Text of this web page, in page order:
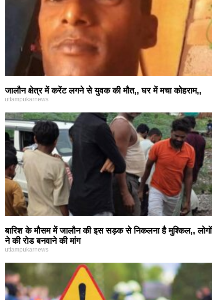
जालौन क्षेत्र में करेंट लगने से युवक की मौत,, घर में मचा कोहराम,,
uttampukarnews
बारिश के मौसम में जालौन की इस सड़क से निकलना है मुश्किल,, लोगों
ने की रोड बनवाने की मांग
uttampukarnews